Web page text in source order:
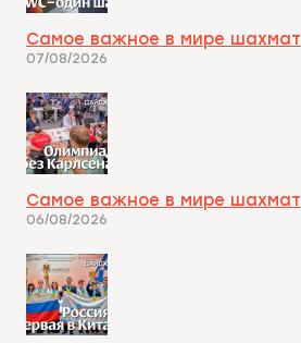
Самое важное в мире шахмат
07/08/2026
Самое важное в мире шахмат
06/08/2026